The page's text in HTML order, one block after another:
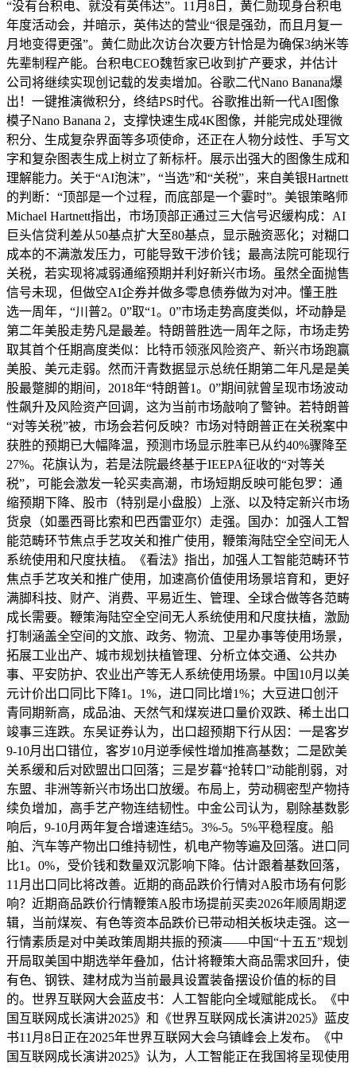
“没有台积电、就没有英伟达”。11月8日，黄仁勋现身台积电
年度活动会，并暗示，英伟达的营业“很是强劲，而且月复一
月地变得更强”。黄仁勋此次访台次要方针恰是为确保3纳米等
先辈制程产能。台积电CEO魏哲家已收到扩产要求，并估计
公司将继续实现创记载的发卖增加。谷歌二代Nano Banana爆
出！一键推演微积分，终结PS时代。谷歌推出新一代AI图像
模子Nano Banana 2，支撑快速生成4K图像，并能完成处理微
积分、生成复杂界面等多项使命，还正在人物分歧性、手写文
字和复杂图表生成上树立了新标杆。展示出强大的图像生成和
理解能力。关于“AI泡沫”，“当选”和“关税”，来自美银Hartnett
的判断：“顶部是一个过程，而底部是一个霎时”。美银策略师
Michael Hartnett指出，市场顶部正通过三大信号迟缓构成：AI
巨头信贷利差从50基点扩大至80基点，显示融资恶化；对糊口
成本的不满激发压力，可能导致干涉价钱；最高法院可能现行
关税，若实现将减弱通缩预期并利好新兴市场。虽然全面抛售
信号未现，但做空AI企券并做多零息债券做为对冲。懂王胜
选一周年，“川普2。0”取“1。0”市场走势高度类似，坏动静是
第二年美股走势凡是最差。特朗普胜选一周年之际，市场走势
取其首个任期高度类似：比特币领涨风险资产、新兴市场跑赢
美股、美元走弱。然而汗青数据显示总统任期第二年凡是是美
股最蹩脚的期间，2018年“特朗普1。0”期间就曾呈现市场波动
性飙升及风险资产回调，这为当前市场敲响了警钟。若特朗普
“对等关税”被，市场会若何反映？市场对特朗普正在关税案中
获胜的预期已大幅降温，预测市场显示胜率已从约40%骤降至
27%。花旗认为，若是法院最终基于IEEPA征收的“对等关
税”，可能会激发一轮买卖高潮，市场短期反映可能包罗：通
缩预期下降、股市（特别是小盘股）上涨、以及特定新兴市场
货泉（如墨西哥比索和巴西雷亚尔）走强。国办：加强人工智
能范畴环节焦点手艺攻关和推广使用，鞭策海陆空全空间无人
系统使用和尺度扶植。《看法》指出，加强人工智能范畴环节
焦点手艺攻关和推广使用，加速高价值使用场景培育和，更好
满脚科技、财产、消费、平易近生、管理、全球合做等各范畴
成长需要。鞭策海陆空全空间无人系统使用和尺度扶植，激励
打制涵盖全空间的文旅、政务、物流、卫星办事等使用场景，
拓展工业出产、城市规划扶植管理、分析立体交通、公共办
事、平安防护、农业出产等无人系统使用场景。中国10月以美
元计价出口同比下降1。1%，进口同比增1%；大豆进口创汗
青同期新高，成品油、天然气和煤炭进口量价双跌、稀土出口
竣事三连跌。东吴证券认为，出口超预期下行从因：一是客岁
9-10月出口错位，客岁10月逆季候性增加推高基数；二是欧美
关系缓和后对欧盟出口回落；三是岁暮“抢转口”动能削弱，对
东盟、非洲等新兴市场出口放缓。布局上，劳动稠密型产物持
续负增加，高手艺产物连结韧性。中金公司认为，剔除基数影
响后，9-10月两年复合增速连结5。3%-5。5%平稳程度。船
舶、汽车等产物出口维持韧性，机电产物等遍及回落。进口同
比1。0%，受价钱和数量双沉影响下降。估计跟着基数回落，
11月出口同比将改善。近期的商品跌价行情对A股市场有何影
响？近期商品跌价行情鞭策A股市场提前买卖2026年顺周期逻
辑，当前煤炭、有色等资本品跌价已带动相关板块走强。这一
行情素质是对中美政策周期共振的预演——中国“十五五”规划
开局取美国中期选举年叠加，估计将鞭策大商品需求回升，使
有色、钢铁、建材成为当前最具设置装备摆设价值的标的目
的。世界互联网大会蓝皮书：人工智能向全域赋能成长。《中
国互联网成长演讲2025》和《世界互联网成长演讲2025》蓝皮
书11月8日正在2025年世界互联网大会乌镇峰会上发布。《中
国互联网成长演讲2025》认为，人工智能正在我国将呈现使用